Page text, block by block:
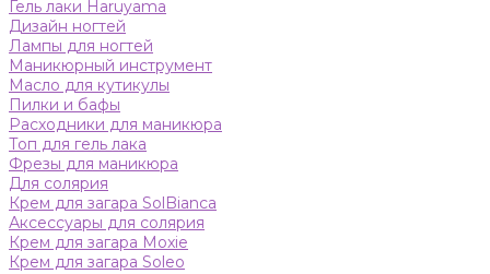
Гель лаки Haruyama
Дизайн ногтей
Лампы для ногтей
Маникюрный инструмент
Масло для кутикулы
Пилки и бафы
Расходники для маникюра
Топ для гель лака
Фрезы для маникюра
Для солярия
Крем для загара SolBianca
Аксессуары для солярия
Крем для загара Moxie
Крем для загара Soleo